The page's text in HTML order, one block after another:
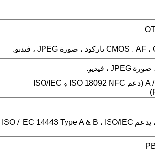
ISO14443 من النوع A / B (دعم ISO 18092 NFC و ISO/IEC
NFC 13.56 ميجا هرتز ، يدعم ISO / IEC 14443 Type A & B ، ISO/IEC